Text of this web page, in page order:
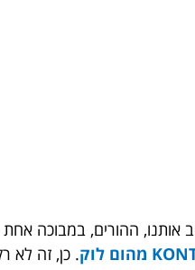
אותנו, ההורים, במבוכה
. כן, זה לא